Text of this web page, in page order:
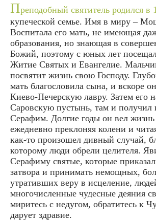
Преподобный святитель родился в
купеческой семье. Имя в миру –
Воспитала его мать, не имеющая
образования, но знающая в
Божий, поэтому с юных лет
Житие Святых и Евангелие.
посвятит жизнь свою Господу.
мать благословила сына, и вскоре
Киево-Печерскую лавру. Затем его
Саровскую пустынь, там и получил
Серафим. Долгие годы он вел
ежедневно преклоняя колени и
как-то произошел дивный случай,
которому люди обрели целителя.
Серафиму святые, которые
затвора и принимать немощных,
утративших веру в исцеление,
многочисленные чудесные деяния
миритесь с недугом, обратитесь к
дарует здравие.